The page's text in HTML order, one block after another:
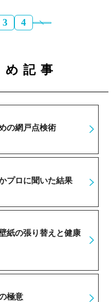
3 4
記事
の網戸点検術
プロに聞いた結果
紙の張り替えと健康
極意